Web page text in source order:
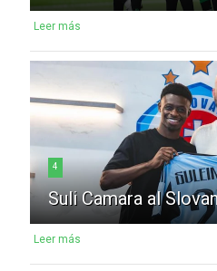
Leer más
4
Suli Camara al
Leer más